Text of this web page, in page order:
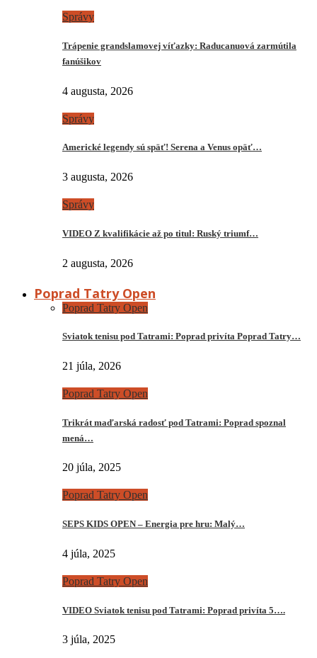
Správy
Trápenie grandslamovej víťazky: Raducanuová zarmútila
fanúšikov
4 augusta, 2026
Správy
Americké legendy sú späť! Serena a Venus opäť…
3 augusta, 2026
Správy
VIDEO Z kvalifikácie až po titul: Ruský triumf…
2 augusta, 2026
Poprad Tatry Open
Poprad Tatry Open
Sviatok tenisu pod Tatrami: Poprad privíta Poprad Tatry…
21 júla, 2026
Poprad Tatry Open
Trikrát maďarská radosť pod Tatrami: Poprad spoznal
mená…
20 júla, 2025
Poprad Tatry Open
SEPS KIDS OPEN – Energia pre hru: Malý…
4 júla, 2025
Poprad Tatry Open
VIDEO Sviatok tenisu pod Tatrami: Poprad privíta 5….
3 júla, 2025